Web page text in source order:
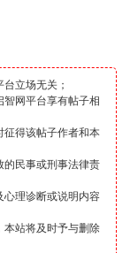
立场无关；
智网平台享有帖子相
征得该帖子作者和本
的民事或刑事法律责
心理诊断或说明内容
本站将及时予与删除